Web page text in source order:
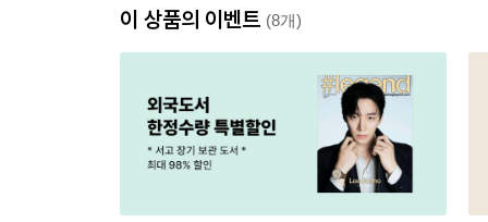
이 상품의 이벤트 (8개)